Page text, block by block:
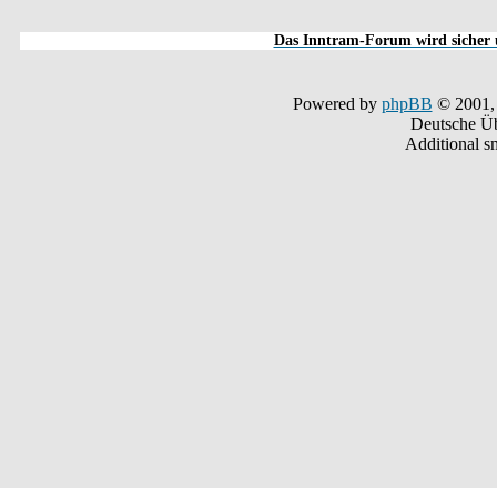
Das Inntram-Forum wird sicher
Powered by phpBB © 2001,
Deutsche
Additional